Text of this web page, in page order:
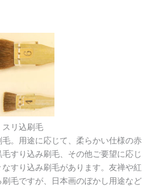
スリ込刷毛
。用途に応じて、柔らかい仕様の赤
すり込み刷毛、その他ご要望に応じ
すり込み刷毛があります。友禅や紅
毛ですが、日本画のぼかし用途など